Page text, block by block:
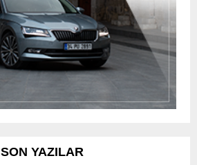
SON YAZILAR